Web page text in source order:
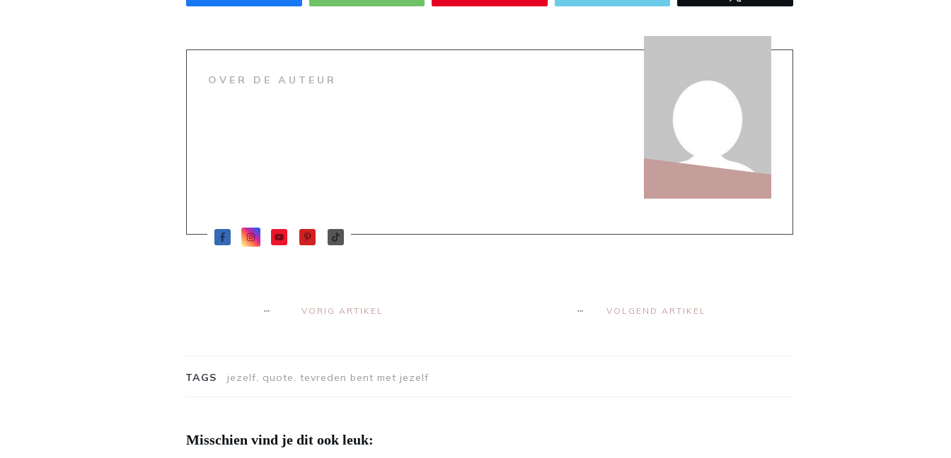
OVER DE AUTEUR
VORIG ARTIKEL VOLGEND ARTIKEL
TAGS jezelf, quote, tevreden bent met jezelf
Misschien vind je dit ook leuk: